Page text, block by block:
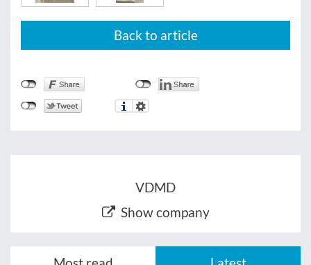
Back to article
VDMD
Show company